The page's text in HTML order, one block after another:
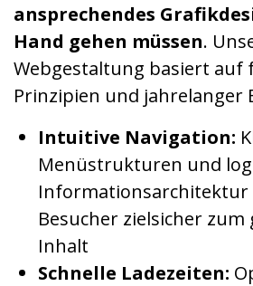
ansprechendes
Hand gehen müssen.
Webgestaltung basiert auf
Prinzipien und jahrelanger
Intuitive Navigation:
Menüstrukturen und
Besucher zielsicher
Inhalt
Schnelle Ladezeiten: